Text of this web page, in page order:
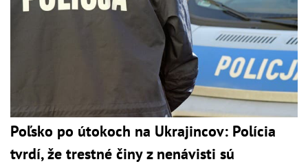
Poľsko po útokoch na Ukrajincov: Polícia
tvrdí, že trestné činy z nenávisti sú